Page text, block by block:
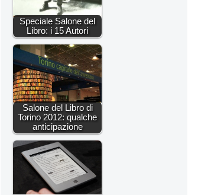
Speciale Salone del
Libro: i 15 Autori
Salone del Libro di
Torino 2012: qualche
anticipazione